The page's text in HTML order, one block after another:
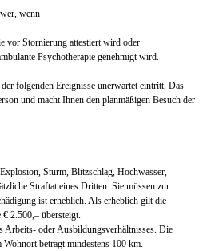
wenn
vor Stornierung attestiert wird oder
Psychotherapie genehmigt wird.
folgenden Ereignisse unerwartet eintritt. Das
und macht Ihnen den planmäßigen Besuch der
Sturm, Blitzschlag, Hochwasser,
Straftat eines Dritten. Sie müssen zur
ist erheblich. Als erheblich gilt die
2.500,– übersteigt.
Arbeits- oder Ausbildungsverhältnisses. Die
beträgt mindestens 100 km.